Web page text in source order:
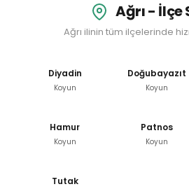
Ağrı - İlçe
Ağrı ilinin tüm ilçelerinde
Diyadin
Koyun
Doğubayazıt
Koyun
Hamur
Koyun
Patnos
Koyun
Tutak